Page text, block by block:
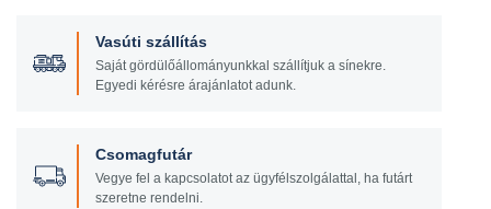
Vasúti szállítás
Saját gördülőállományunkkal szállítjuk a sínekre.
Egyedi kérésre árajánlatot adunk.
Csomagfutár
Vegye fel a kapcsolatot az ügyfélszolgálattal, ha futárt
szeretne rendelni.